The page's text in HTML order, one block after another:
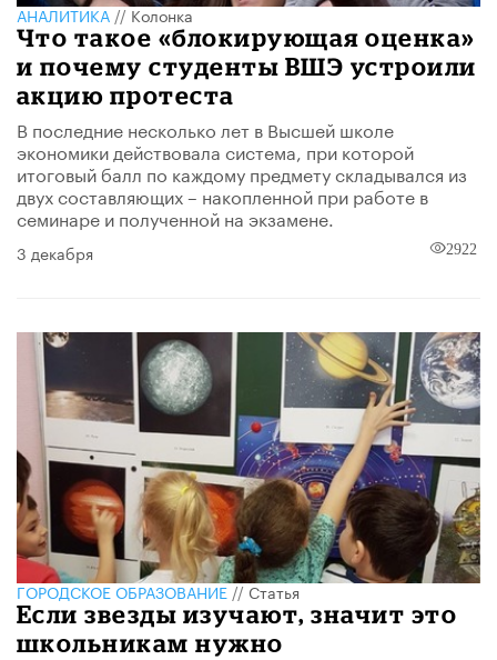
АНАЛИТИКА//Колонка
Что такое «блокирующая оценка»
и почему студенты ВШЭ устроили
акцию протеста
В последние несколько лет в Высшей школе
экономики действовала система, при которой
итоговый балл по каждому предмету складывался из
двух составляющих – накопленной при работе в
семинаре и полученной на экзамене.
3 декабря 2922
ГОРОДСКОЕ ОБРАЗОВАНИЕ//Статья
Если звезды изучают, значит это
школьникам нужно